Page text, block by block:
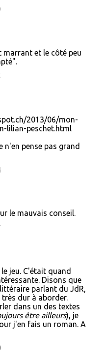
et le côté peu
2013/06/mon-
lilian-peschet.html
n'en pense pas grand
le mauvais conseil.
jeu. C'était quand
Disons que
parlant du JdR,
dur à aborder.
dans un des textes
être ailleurs), je
j'en fais un roman. A